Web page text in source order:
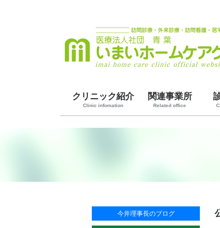
クリニック紹介
Clinic infomation
関連事業所
Related office
今井理事長のブログ